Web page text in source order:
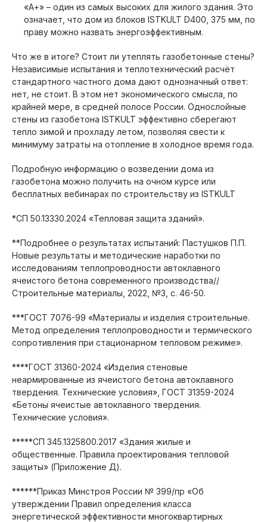
«А+» – один из самых высоких для жилого здания. Это
означает, что дом из блоков ISTKULT D400, 375 мм, по
праву можно назвать энергоэффективным.
Что же в итоге? Стоит ли утеплять газобетонные стены?
Независимые испытания и теплотехнический расчёт
стандартного частного дома дают однозначный ответ:
нет, не стоит. В этом нет экономического смысла, по
крайней мере, в средней полосе России. Однослойные
стены из газобетона ISTKULT эффективно сберегают
тепло зимой и прохладу летом, позволяя свести к
минимуму затраты на отопление в холодное время года.
Подробную информацию о возведении дома из
газобетона можно получить на очном курсе или
бесплатных вебинарах по строительству из ISTKULT
*СП 50.13330.2024 «Тепловая защита зданий».
**Подробнее о результатах испытаний: Пастушков П.П.
Новые результаты и методические наработки по
исследованиям теплопроводности автоклавного
ячеистого бетона современного производства//
Строительные материалы, 2022, №3, с. 46-50.
***ГОСТ 7076-99 «Материалы и изделия строительные.
Метод определения теплопроводности и термического
сопротивления при стационарном тепловом режиме».
****ГОСТ 31360-2024 «Изделия стеновые
неармированные из ячеистого бетона автоклавного
твердения. Технические условия», ГОСТ 31359-2024
«Бетоны ячеистые автоклавного твердения.
Технические условия».
*****СП 345.1325800.2017 «Здания жилые и
общественные. Правила проектирования тепловой
защиты» (Приложение Д).
******Приказ Минстроя России № 399/пр «Об
утверждении Правил определения класса
энергетической эффективности многоквартирных